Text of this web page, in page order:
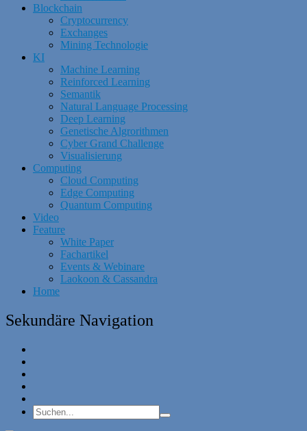
Blockchain
Cryptocurrency
Exchanges
Mining Technologie
KI
Machine Learning
Reinforced Learning
Semantik
Natural Language Processing
Deep Learning
Genetische Algrorithmen
Cyber Grand Challenge
Visualisierung
Computing
Cloud Computing
Edge Computing
Quantum Computing
Video
Feature
White Paper
Fachartikel
Events & Webinare
Laokoon & Cassandra
Home
Sekundäre Navigation